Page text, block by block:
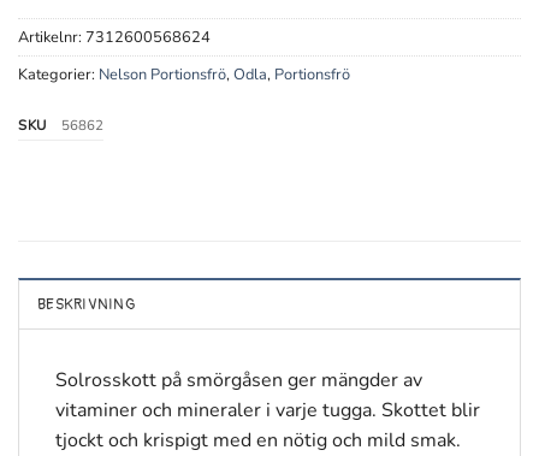
Artikelnr: 7312600568624
Kategorier: Nelson Portionsfrö,Odla, Portionsfrö
SKU 56862
BESKRIVNING
Solrosskott på smörgåsen ger mängder av
vitaminer och mineraler i varje tugga. Skottet blir
tjockt och krispigt med en nötig och mild smak.